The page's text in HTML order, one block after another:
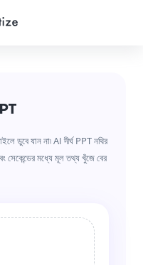
যান না৷ AI দীর্ঘ PPT নথির
সেকেন্ডের মধ্যে মূল তথ্য খুঁজে বের